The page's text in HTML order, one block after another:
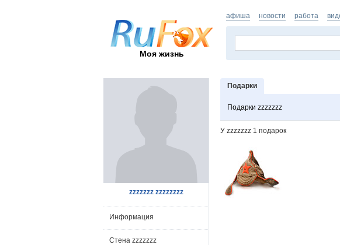
Моя жизнь
афиша новости работа
Подарки
Подарки zzzzzzz
У zzzzzzz 1 подарок
zzzzzzz zzzzzzzz
Информация
Стена zzzzzzz